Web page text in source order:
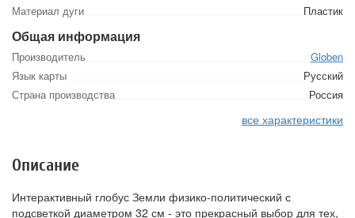
Материал дуги
Пластик
Общая информация
Производитель
Globen
Язык карты
Русский
Страна производства
Россия
все характеристики
Описание
Интерактивный глобус Земли физико-политический с
подсветкой диаметром 32 см - это прекрасный выбор для тех,